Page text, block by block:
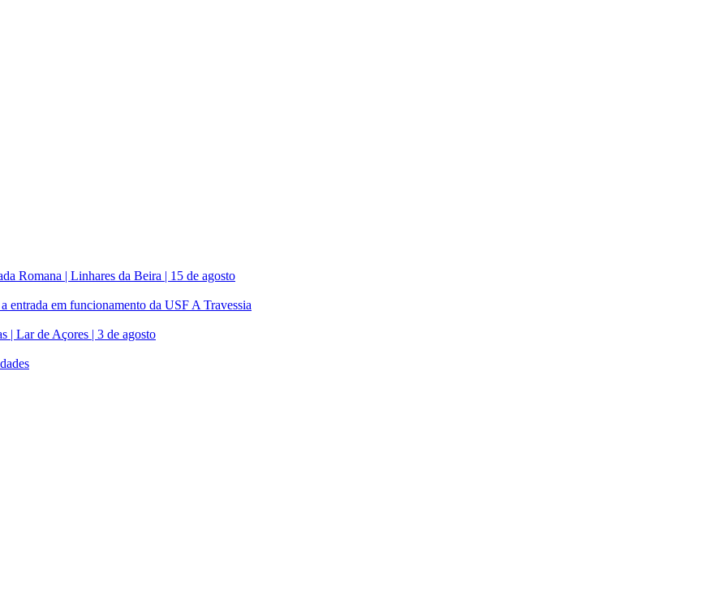
Romana | Linhares da Beira | 15 de agosto
entrada em funcionamento da USF A Travessia
| Lar de Açores | 3 de agosto